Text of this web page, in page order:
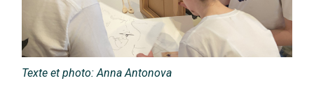
Texte et photo: Anna Antonova